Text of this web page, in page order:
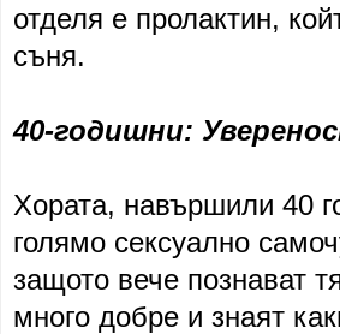
отделя е пролактин,
съня.
40-годишни:
Хората, навършили 40
голямо сексуално
защото вече познават
много добре и знаят